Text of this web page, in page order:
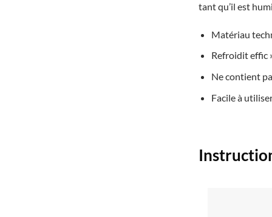
tant qu’il est
Matériau
Refroidit effic
Ne contient
Facile à